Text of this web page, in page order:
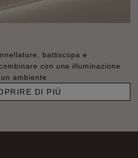
battiscopa e
con una illuminazione
ambiente
DI PIÙ